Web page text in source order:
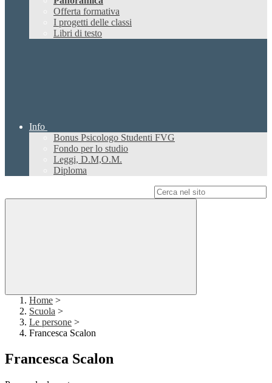
Offerta formativa
I progetti delle classi
Libri di testo
Info
Bonus Psicologo Studenti FVG
Fondo per lo studio
Leggi, D.M,O.M.
Diploma
Home >
Scuola >
Le persone >
Francesca Scalon
Francesca Scalon